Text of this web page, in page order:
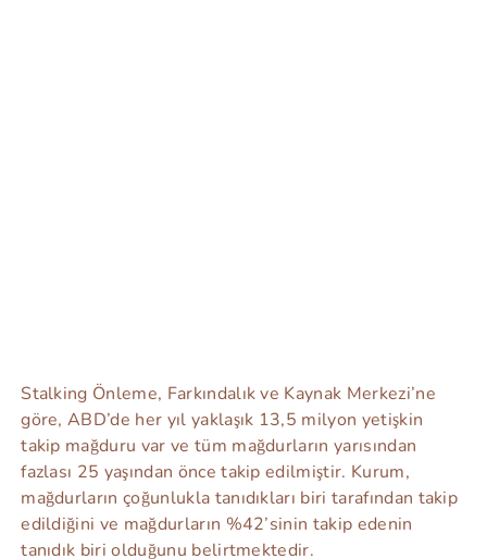
Stalking Önleme, Farkındalık ve Kaynak Merkezi’ne
göre, ABD’de her yıl yaklaşık 13,5 milyon yetişkin
takip mağduru var ve tüm mağdurların yarısından
fazlası 25 yaşından önce takip edilmiştir. Kurum,
mağdurların çoğunlukla tanıdıkları biri tarafından takip
edildiğini ve mağdurların %42’sinin takip edenin
tanıdık biri olduğunu belirtmektedir.